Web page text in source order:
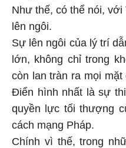
Như thế, có thể nói,
lên ngôi.
Sự lên ngôi của lý trí
lớn, không chỉ trong
còn lan tràn ra mọi
Điển hình nhất là sự
quyền lực tối thượng
cách mạng Pháp.
Chính vì thế, trong